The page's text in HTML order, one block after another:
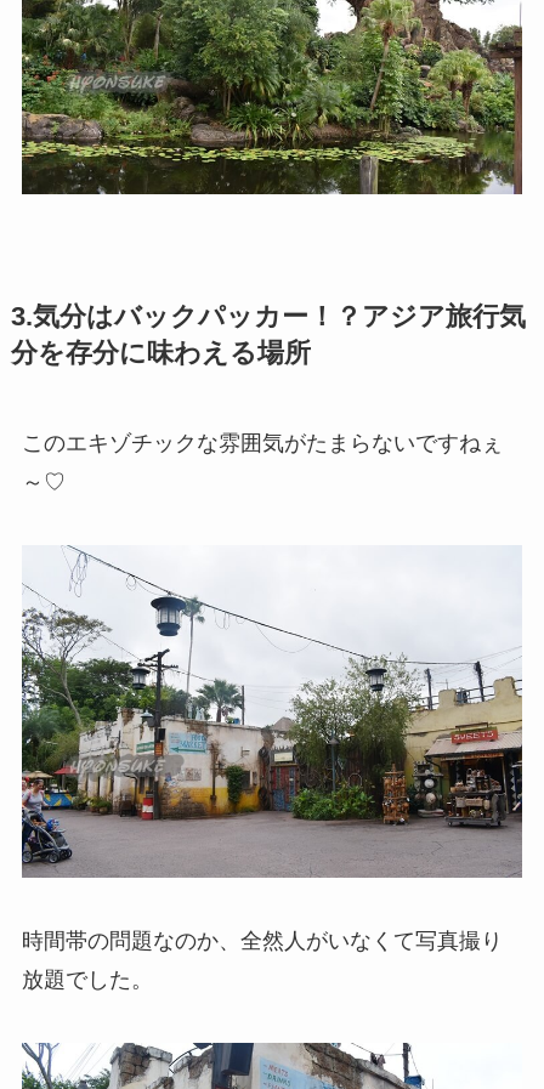
3.気分はバックパッカー！？アジア旅行気
分を存分に味わえる場所
このエキゾチックな雰囲気がたまらないですねぇ
～♡
時間帯の問題なのか、全然人がいなくて写真撮り
放題でした。